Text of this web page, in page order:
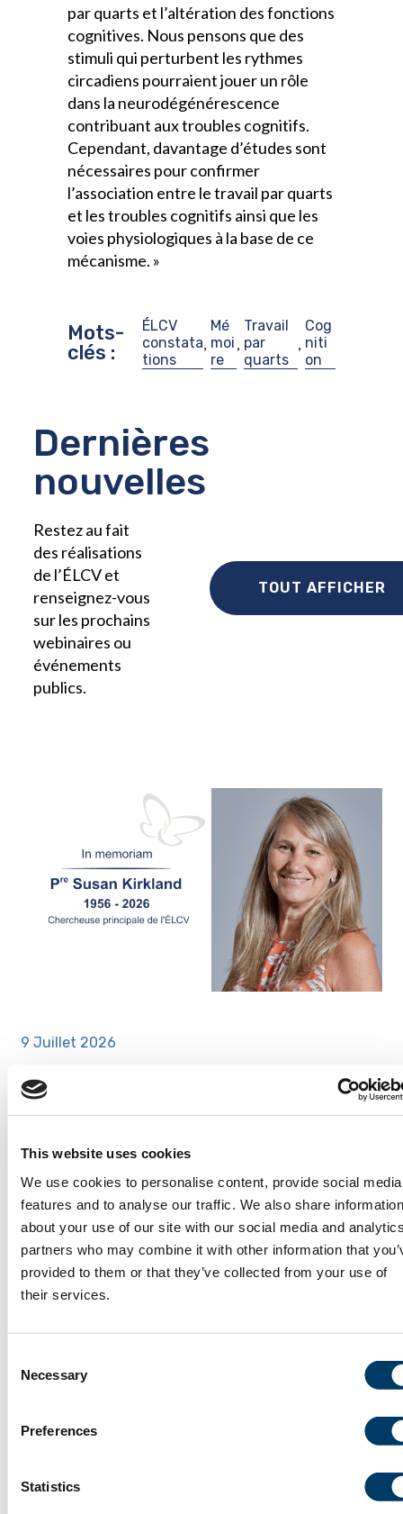
This website uses cookies
We use cookies to personalise content, provide social media
features and to analyse our traffic. We also share information
about your use of our site with our social media and
partners who may combine it with other information that
provided to them or that they’ve collected from your use of
their services.
Selection
Necessary
Preferences
Statistics
par quarts et l’altération des fonctions
cognitives. Nous pensons que des
stimuli qui perturbent les rythmes
circadiens pourraient jouer un rôle
dans la neurodégénérescence
contribuant aux troubles cognitifs.
Cependant, davantage d’études sont
nécessaires pour confirmer
l’association entre le travail par quarts
et les troubles cognitifs ainsi que les
voies physiologiques à la base de ce
mécanisme. »
Mots-
clés :
ÉLCV
constata
tions
Mé
moi
re
Travail
par
quarts
Cog
niti
on
Dernières
nouvelles
Restez au fait
des réalisations
de l’ÉLCV et
renseignez-vous
sur les prochains
webinaires ou
événements
publics.
TOUT AFFICHER
9 Juillet 2026
In memoriam : P
Les participants en vedette : Lilla S.